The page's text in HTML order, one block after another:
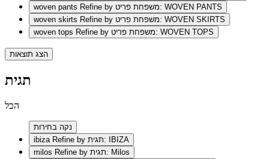
woven pants
Refine by משפחת פריט: WOVEN PANTS
woven skirts
Refine by משפחת פריט: WOVEN SKIRTS
woven tops
Refine by משפחת פריט: WOVEN TOPS
הצג תוצאות
תגית
הכל
נקה בחירות
ibiza
Refine by תגית: IBIZA
milos
Refine by תגית: Milos